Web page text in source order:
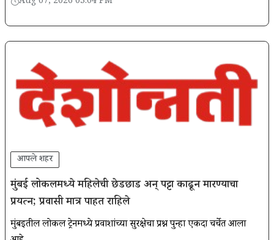
आपले शहर
मुंबई लोकलमध्ये महिलेची छेडछाड अन् पट्टा काढून मारण्याचा
प्रयत्न; प्रवासी मात्र पाहत राहिले
मुंबईतील लोकल ट्रेनमध्ये प्रवाशांच्या सुरक्षेचा प्रश्न पुन्हा एकदा चर्चेत आला